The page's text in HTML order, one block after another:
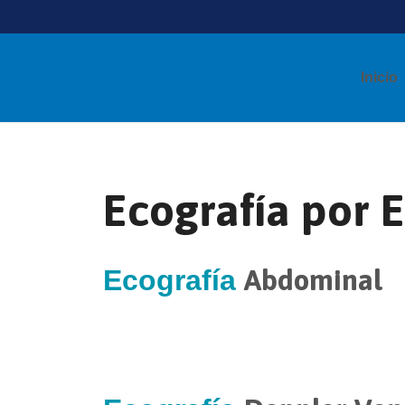
Inicio
Ecografía por
Ecografía Abdominal